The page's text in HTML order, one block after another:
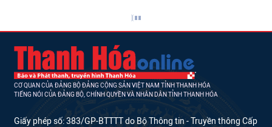
CƠ QUAN CỦA ĐẢNG BỘ ĐẢNG CỘNG SẢN VIỆT NAM TỈNH THANH HÓA
TIẾNG NÓI CỦA ĐẢNG BỘ, CHÍNH QUYỀN VÀ NHÂN DÂN TỈNH THANH HÓA
Giấy phép số: 383/GP-BTTTT do Bộ Thông tin - Truyền thông Cấp